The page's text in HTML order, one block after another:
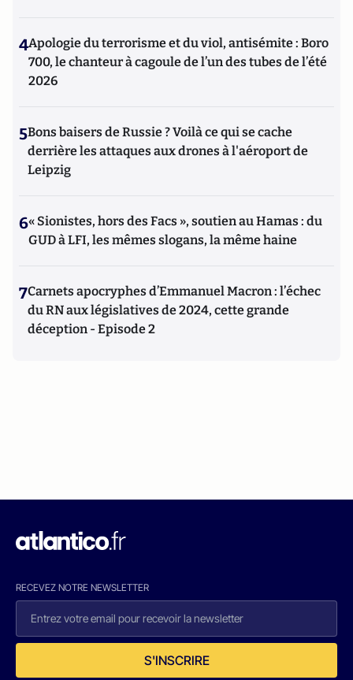
4Apologie du terrorisme et du viol, antisémite : Boro
700, le chanteur à cagoule de l’un des tubes de l’été
2026
5Bons baisers de Russie ? Voilà ce qui se cache
derrière les attaques aux drones à l'aéroport de
Leipzig
6« Sionistes, hors des Facs », soutien au Hamas : du
GUD à LFI, les mêmes slogans, la même haine
7Carnets apocryphes d’Emmanuel Macron : l’échec
du RN aux législatives de 2024, cette grande
déception - Episode 2
RECEVEZ NOTRE NEWSLETTER
S'INSCRIRE